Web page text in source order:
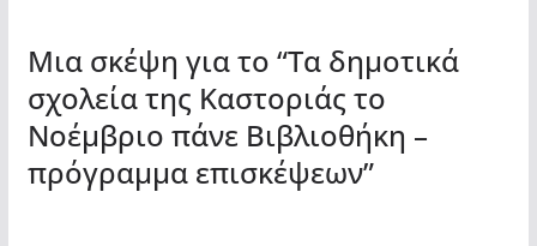
Μια σκέψη για το “Τα δημοτικά
σχολεία της Καστοριάς το
Νοέμβριο πάνε Βιβλιοθήκη –
πρόγραμμα επισκέψεων”